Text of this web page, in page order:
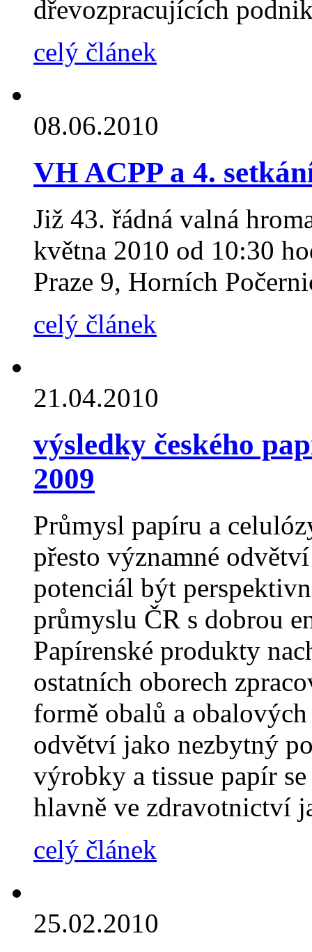
dřevozpracujících
celý článek
08.06.2010
VH ACPP a 4.
Již 43. řádná valná
května 2010 od 10:30
Praze 9, Horních
celý článek
21.04.2010
výsledky českého
2009
Průmysl papíru a
přesto významné
potenciál být
průmyslu ČR s dobrou
Papírenské produkty
ostatních oborech
formě obalů a
odvětví jako nezbytný
výrobky a tissue papír
hlavně ve zdravotnictví
celý článek
25.02.2010